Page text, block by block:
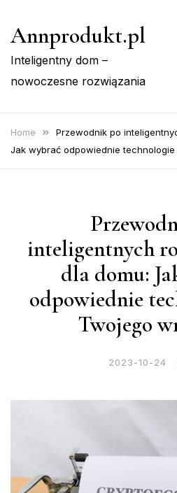
Annprodukt.pl
Inteligentny dom –
nowoczesne rozwiązania
Home
Przewodnik po
Jak wybrać odpowiednie
inteligentnych
dla domu:
odpowiednie
Twojego
2023-10-24